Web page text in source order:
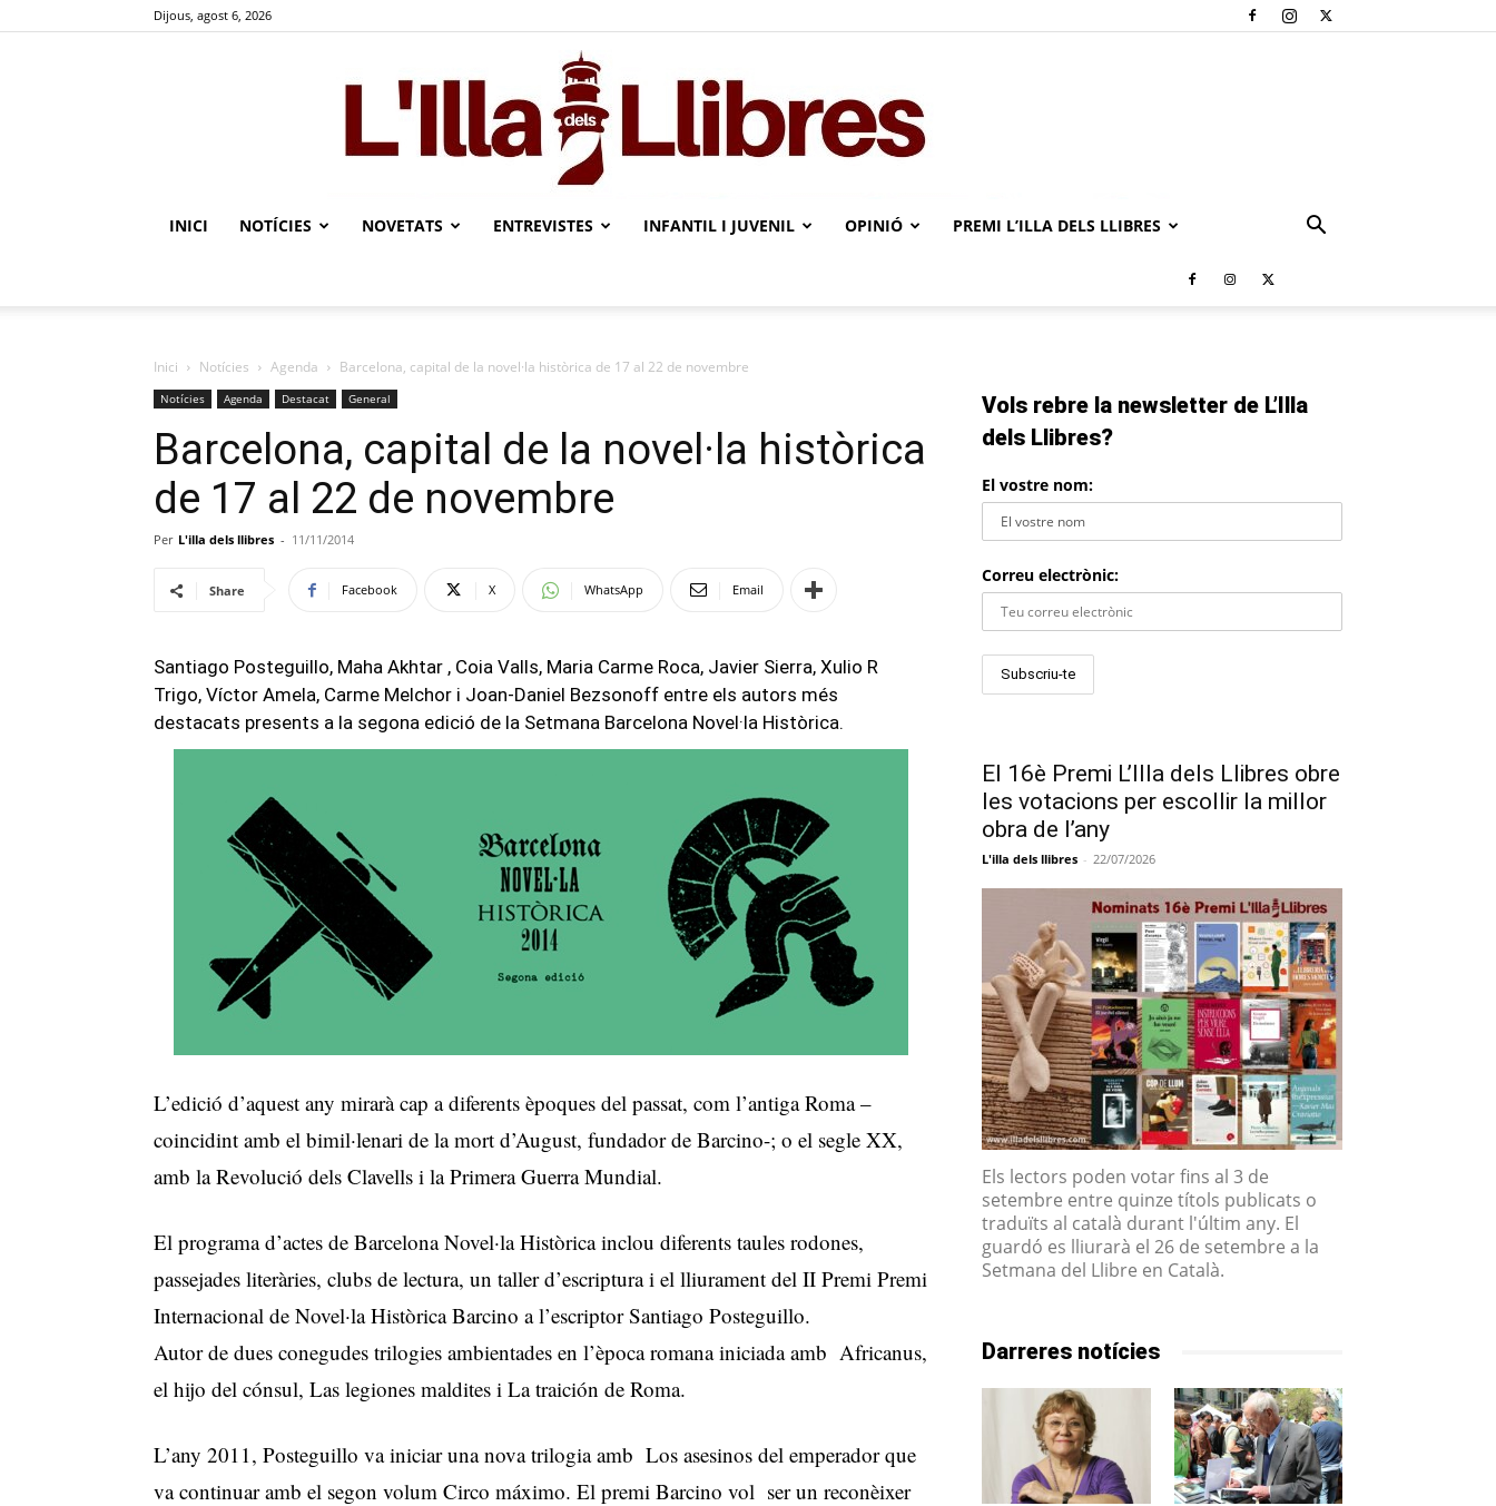
Dijous, agost 6, 2026
INICI NOTÍCIES NOVETATS ENTREVISTES INFANTIL I JUVENIL OPINIÓ PREMI L’ILLA DELS LLIBRES
Inici Notícies Agenda Barcelona, capital de la novel·la històrica de 17 al 22 de novembre
Notícies Agenda Destacat General
Barcelona, capital de la novel·la històrica
de 17 al 22 de novembre
Per L'illa dels llibres - 11/11/2014
Share Facebook X WhatsApp Email
Santiago Posteguillo, Maha Akhtar , Coia Valls, Maria Carme Roca, Javier Sierra, Xulio R
Trigo, Víctor Amela, Carme Melchor i Joan-Daniel Bezsonoff entre els autors més
destacats presents a la segona edició de la Setmana Barcelona Novel·la Històrica.
L’edició d’aquest any mirarà cap a diferents èpoques del passat, com l’antiga Roma –
coincidint amb el bimil·lenari de la mort d’August, fundador de Barcino-; o el segle XX,
amb la Revolució dels Clavells i la Primera Guerra Mundial.
El programa d’actes de Barcelona Novel·la Històrica inclou diferents taules rodones,
passejades literàries, clubs de lectura, un taller d’escriptura i el lliurament del II Premi Premi
Internacional de Novel·la Històrica Barcino a l’escriptor Santiago Posteguillo.
Autor de dues conegudes trilogies ambientades en l’època romana iniciada amb Africanus,
el hijo del cónsul, Las legiones maldites i La traición de Roma.
L’any 2011, Posteguillo va iniciar una nova trilogia amb Los asesinos del emperador que
va continuar amb el segon volum Circo máximo. El premi Barcino vol ser un reconèixer
Vols rebre la newsletter de L’Illa
dels Llibres?
El vostre nom:
Correu electrònic:
El 16è Premi L’Illa dels Llibres obre
les votacions per escollir la millor
obra de l’any
L'illa dels llibres - 22/07/2026
Els lectors poden votar fins al 3 de
setembre entre quinze títols publicats o
traduïts al català durant l'últim any. El
guardó es lliurarà el 26 de setembre a la
Setmana del Llibre en Català.
Darreres notícies